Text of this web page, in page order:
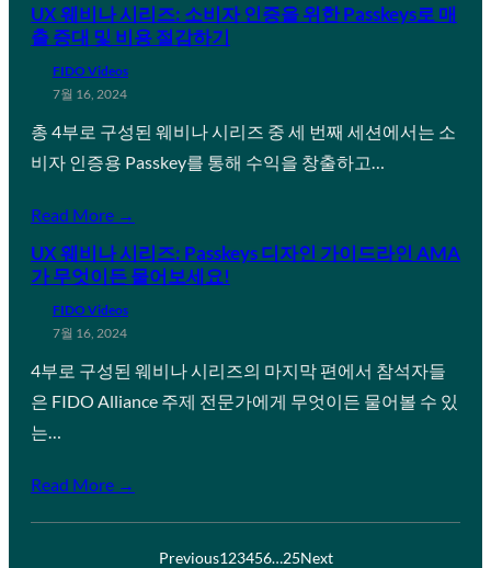
UX 웨비나 시리즈: 소비자 인증을 위한 Passkeys로 매
출 증대 및 비용 절감하기
FIDO Videos
7월 16, 2024
총 4부로 구성된 웨비나 시리즈 중 세 번째 세션에서는 소
비자 인증용 Passkey를 통해 수익을 창출하고…
Read More →
UX 웨비나 시리즈: Passkeys 디자인 가이드라인 AMA
가 무엇이든 물어보세요!
FIDO Videos
7월 16, 2024
4부로 구성된 웨비나 시리즈의 마지막 편에서 참석자들
은 FIDO Alliance 주제 전문가에게 무엇이든 물어볼 수 있
는…
Read More →
Previous123456…25Next